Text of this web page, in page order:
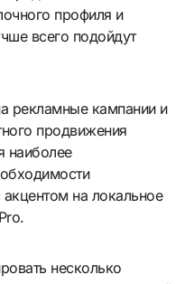
профиля и
всего подойдут
рекламные кампании и
продвижения
наиболее
акцентом на локальное
несколько